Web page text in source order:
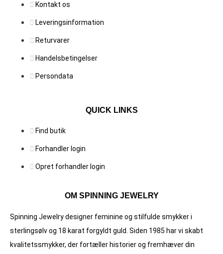
Kontakt os
Leveringsinformation
Returvarer
Handelsbetingelser
Persondata
QUICK LINKS
Find butik
Forhandler login
Opret forhandler login
OM SPINNING JEWELRY
Spinning Jewelry designer feminine og stilfulde smykker i
sterlingsølv og 18 karat forgyldt guld. Siden 1985 har vi skabt
kvalitets­smykker, der fortæller historier og fremhæver din